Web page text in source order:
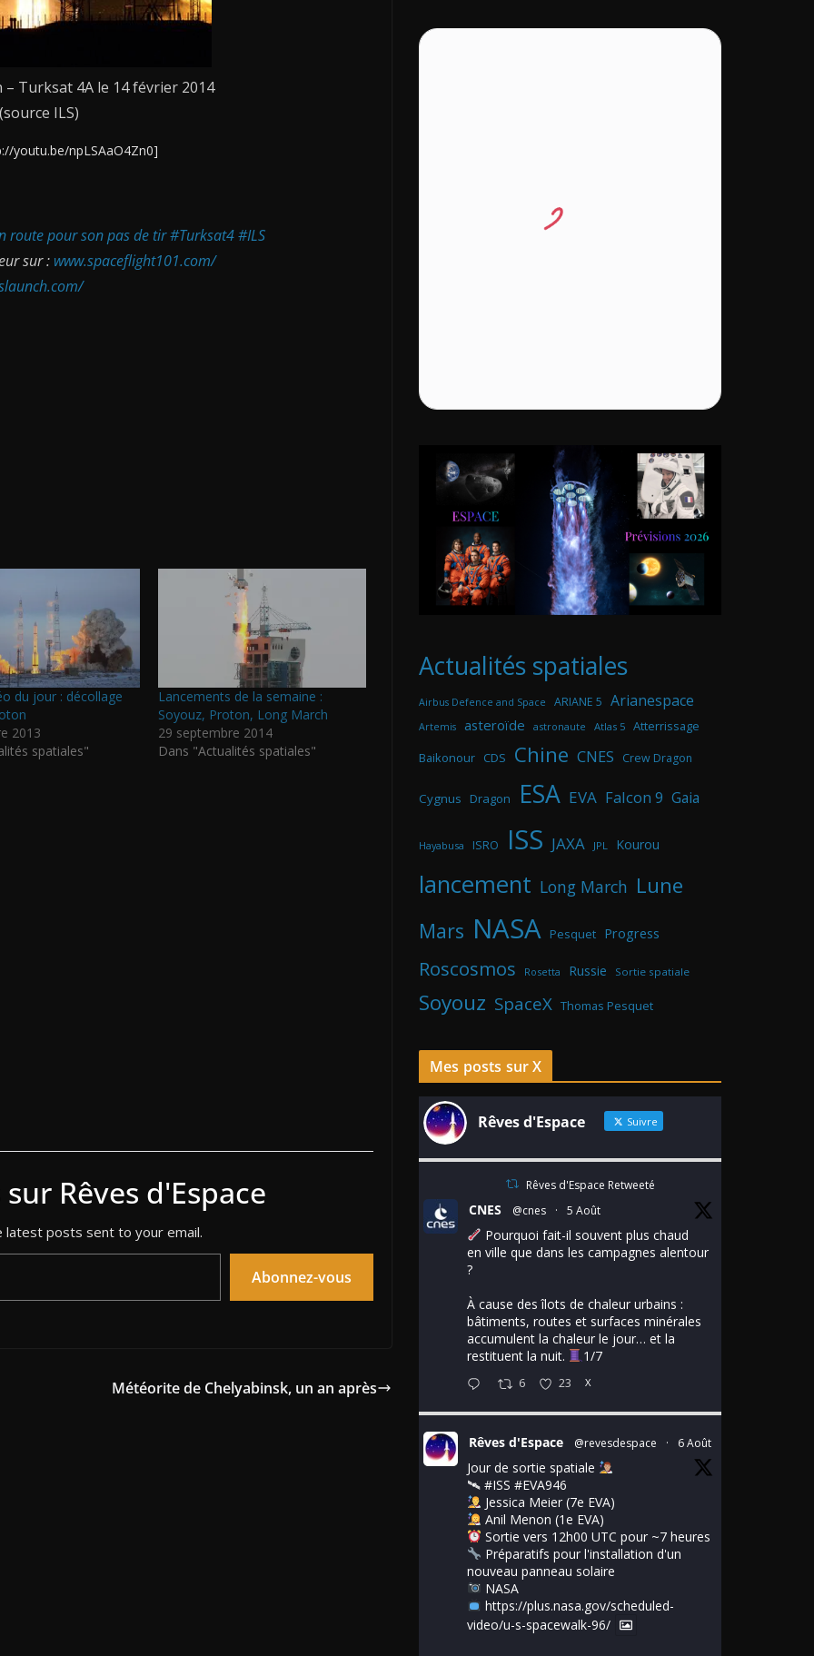
Turksat 4A le 14 février 2014
(source ILS)
youtu.be/npLSAaO4Zn0]
route pour son pas de tir #Turksat4 #ILS
sur : www.spaceflight101.com/
du jour : décollage
2013
spatiales"
Lancements de la semaine :
Soyouz, Proton, Long March
29 septembre 2014
Dans "Actualités spatiales"
Rêves d'Espace
latest posts sent to your email.
Abonnez-vous
Météorite de Chelyabinsk, un an après
Actualités spatiales
Airbus Defence and Space ARIANE 5 Arianespace
Artemis asteroïde astronaute Atlas 5 Atterrissage
Baikonour CDS Chine CNES Crew Dragon
Cygnus Dragon ESA EVA Falcon 9 Gaia
Hayabusa ISRO ISS JAXA JPL Kourou
lancement Long March Lune
Mars NASA Pesquet Progress
Roscosmos Rosetta Russie Sortie spatiale
Soyouz SpaceX Thomas Pesquet
Mes posts sur X
Rêves d'Espace Suivre
Rêves d'Espace Retweeté
CNES @cnes · 5 Août
Pourquoi fait-il souvent plus chaud
en ville que dans les campagnes alentour
?
À cause des îlots de chaleur urbains :
bâtiments, routes et surfaces minérales
accumulent la chaleur le jour… et la
restituent la nuit.
1/7
6 23 X
Rêves d'Espace @revesdespace · 6 Août
Jour de sortie spatiale
🛰 #ISS #EVA946
Jessica Meier (7e EVA)
Anil Menon (1e EVA)
Sortie vers 12h00 UTC pour ~7 heures
Préparatifs pour l'installation d'un
nouveau panneau solaire
NASA
https://plus.nasa.gov/scheduled-
video/u-s-spacewalk-96/